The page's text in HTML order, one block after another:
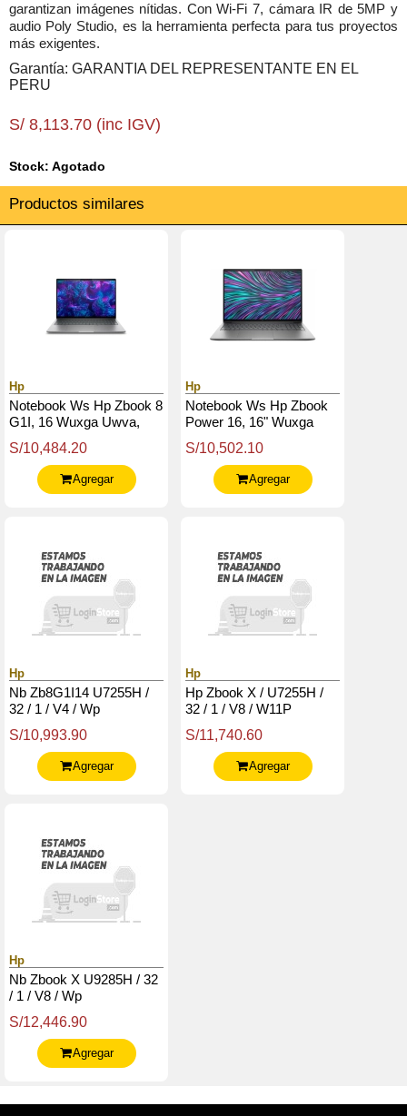
garantizan imágenes nítidas. Con Wi-Fi 7, cámara IR de 5MP y
audio Poly Studio, es la herramienta perfecta para tus proyectos
más exigentes.
Garantía: GARANTIA DEL REPRESENTANTE EN EL
PERU
S/ 8,113.70 (inc IGV)
Stock: Agotado
Productos similares
Hp
Notebook Ws Hp Zbook 8
G1I, 16 Wuxga Uwva,
5.4Ghz, 32Gb Ddr5-5600
S/10,484.20
Agregar
Hp
Notebook Ws Hp Zbook
Power 16, 16" Wuxga
2.3 / 5.1Ghz 16Gb Ddr5-
S/10,502.10
Agregar
Hp
Nb Zb8G1I14 U7255H /
32 / 1 / V4 / Wp
S/10,993.90
Agregar
Hp
Hp Zbook X / U7255H /
32 / 1 / V8 / W11P
S/11,740.60
Agregar
Hp
Nb Zbook X U9285H / 32
/ 1 / V8 / Wp
S/12,446.90
Agregar